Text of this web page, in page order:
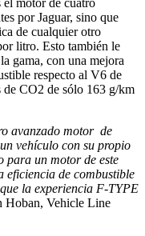
por Jaguar, sino que
de cualquier otro
litro. Esto también le
gama, con una mejora
respecto al V6 de
de CO2 de sólo 163 g/km
avanzado motor de
vehículo con su propio
para un motor de este
eficiencia de combustible
la experiencia F-TYPE
Hoban, Vehicle Line